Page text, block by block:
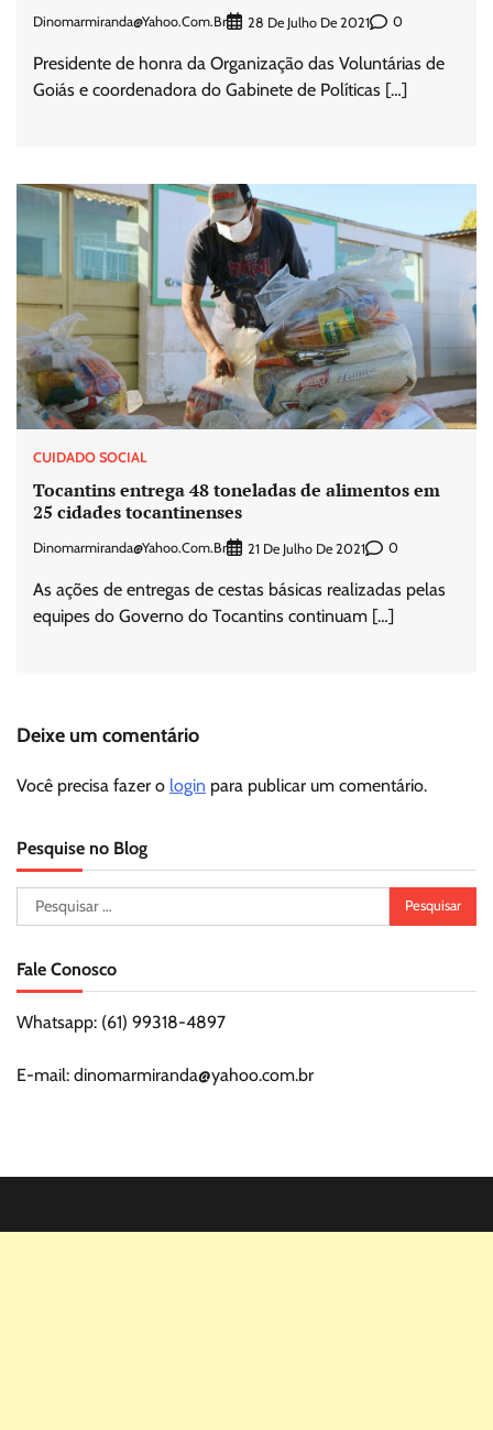
Dinomarmiranda@yahoo.com.br 28 De Julho De 2021 0
Presidente de honra da Organização das Voluntárias de
Goiás e coordenadora do Gabinete de Políticas […]
CUIDADO SOCIAL
Tocantins entrega 48 toneladas de alimentos em
25 cidades tocantinenses
Dinomarmiranda@yahoo.com.br 21 De Julho De 2021 0
As ações de entregas de cestas básicas realizadas pelas
equipes do Governo do Tocantins continuam […]
Deixe um comentário
Você precisa fazer o login para publicar um comentário.
Pesquise no Blog
Pesquisar
por:
Fale Conosco
Whatsapp: (61) 99318-4897
E-mail: dinomarmiranda@yahoo.com.br